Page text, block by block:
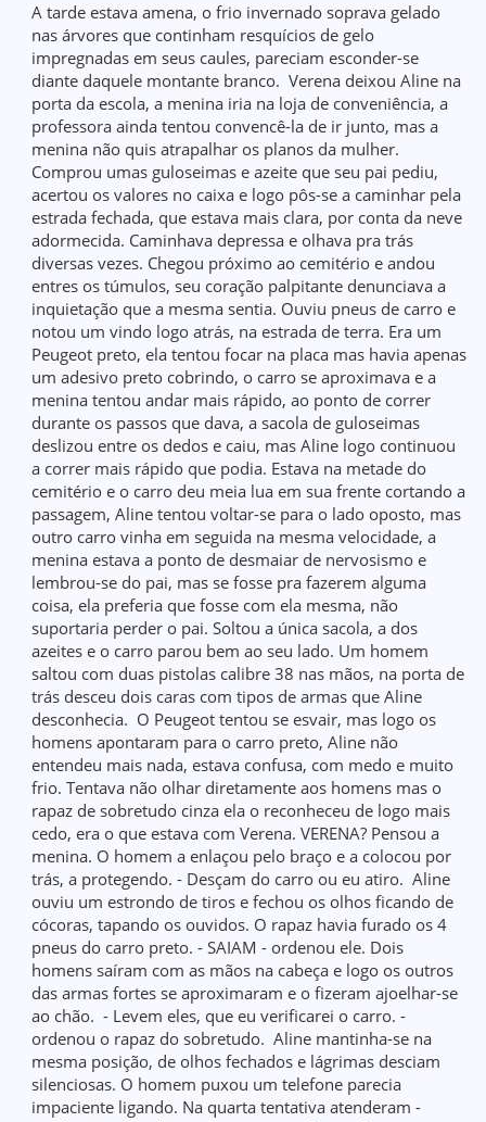
A tarde estava amena, o frio invernado soprava gelado
nas árvores que continham resquícios de gelo
impregnadas em seus caules, pareciam esconder-se
diante daquele montante branco. Verena deixou Aline na
porta da escola, a menina iria na loja de conveniência, a
professora ainda tentou convencê-la de ir junto, mas a
menina não quis atrapalhar os planos da mulher.
Comprou umas guloseimas e azeite que seu pai pediu,
acertou os valores no caixa e logo pôs-se a caminhar pela
estrada fechada, que estava mais clara, por conta da neve
adormecida. Caminhava depressa e olhava pra trás
diversas vezes. Chegou próximo ao cemitério e andou
entres os túmulos, seu coração palpitante denunciava a
inquietação que a mesma sentia. Ouviu pneus de carro e
notou um vindo logo atrás, na estrada de terra. Era um
Peugeot preto, ela tentou focar na placa mas havia apenas
um adesivo preto cobrindo, o carro se aproximava e a
menina tentou andar mais rápido, ao ponto de correr
durante os passos que dava, a sacola de guloseimas
deslizou entre os dedos e caiu, mas Aline logo continuou
a correr mais rápido que podia. Estava na metade do
cemitério e o carro deu meia lua em sua frente cortando a
passagem, Aline tentou voltar-se para o lado oposto, mas
outro carro vinha em seguida na mesma velocidade, a
menina estava a ponto de desmaiar de nervosismo e
lembrou-se do pai, mas se fosse pra fazerem alguma
coisa, ela preferia que fosse com ela mesma, não
suportaria perder o pai. Soltou a única sacola, a dos
azeites e o carro parou bem ao seu lado. Um homem
saltou com duas pistolas calibre 38 nas mãos, na porta de
trás desceu dois caras com tipos de armas que Aline
desconhecia. O Peugeot tentou se esvair, mas logo os
homens apontaram para o carro preto, Aline não
entendeu mais nada, estava confusa, com medo e muito
frio. Tentava não olhar diretamente aos homens mas o
rapaz de sobretudo cinza ela o reconheceu de logo mais
cedo, era o que estava com Verena. VERENA? Pensou a
menina. O homem a enlaçou pelo braço e a colocou por
trás, a protegendo. - Desçam do carro ou eu atiro. Aline
ouviu um estrondo de tiros e fechou os olhos ficando de
cócoras, tapando os ouvidos. O rapaz havia furado os 4
pneus do carro preto. - SAIAM - ordenou ele. Dois
homens saíram com as mãos na cabeça e logo os outros
das armas fortes se aproximaram e o fizeram ajoelhar-se
ao chão. - Levem eles, que eu verificarei o carro. -
ordenou o rapaz do sobretudo. Aline mantinha-se na
mesma posição, de olhos fechados e lágrimas desciam
silenciosas. O homem puxou um telefone parecia
impaciente ligando. Na quarta tentativa atenderam -